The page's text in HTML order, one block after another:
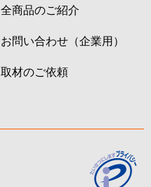
全商品のご紹介
お問い合わせ（企業用）
取材のご依頼